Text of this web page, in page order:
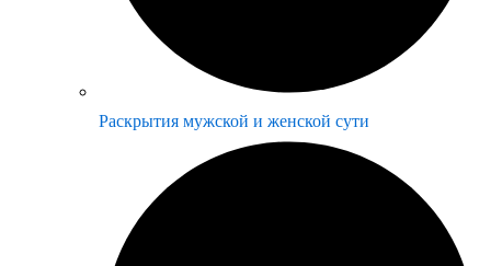
Раскрытия мужской и женской сути